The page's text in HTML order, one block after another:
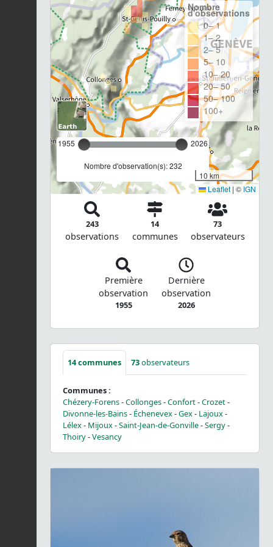
1955 2026
Nombre d'observation(s): 232
Nombre
d'observations
0– 1
1– 2
2– 5
5– 10
10– 20
20– 50
50– 100
100+
10 km
Leaflet | ©IGN
243
observations
14
communes
73
observateurs
Première
observation
1955
Dernière
observation
2026
14communes 73observateurs
Communes :
Chézery-Forens-Collonges-Confort-Crozet-
Divonne-les-Bains- Échenevex-Gex- Lajoux-
Lélex- Mijoux-Saint-Jean-de-Gonville-Sergy-
Thoiry-Vesancy